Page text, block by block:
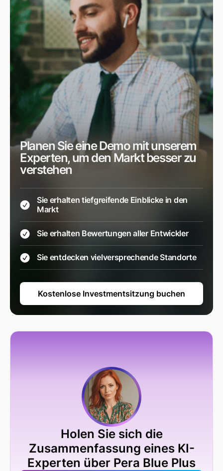
Planen Sie eine Demo mit unserem
Experten, um den Markt besser zu
verstehen
Sie erhalten tiefgreifende Einblicke in den
Markt
Sie erhalten Bewertungen aller Entwickler
Sie entdecken vielversprechende Standorte
Kostenlose Investmentsitzung buchen
Holen Sie sich die
Zusammenfassung eines KI-
Experten über Pera Blue Plus